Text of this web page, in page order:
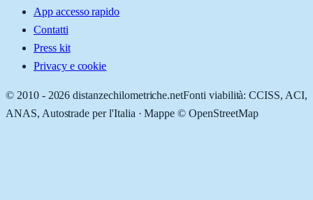
App accesso rapido
Contatti
Press kit
Privacy e cookie
© 2010 - 2026 distanzechilometriche.netFonti viabilità: CCISS, ACI,
ANAS, Autostrade per l'Italia · Mappe © OpenStreetMap